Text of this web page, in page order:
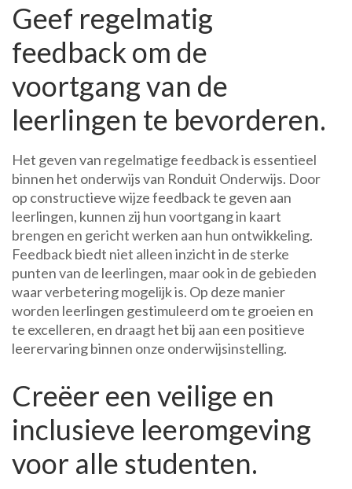
Geef regelmatig
feedback om de
voortgang van de
leerlingen te bevorderen.
Het geven van regelmatige feedback is essentieel
binnen het onderwijs van Ronduit Onderwijs. Door
op constructieve wijze feedback te geven aan
leerlingen, kunnen zij hun voortgang in kaart
brengen en gericht werken aan hun ontwikkeling.
Feedback biedt niet alleen inzicht in de sterke
punten van de leerlingen, maar ook in de gebieden
waar verbetering mogelijk is. Op deze manier
worden leerlingen gestimuleerd om te groeien en
te excelleren, en draagt het bij aan een positieve
leerervaring binnen onze onderwijsinstelling.
Creëer een veilige en
inclusieve leeromgeving
voor alle studenten.